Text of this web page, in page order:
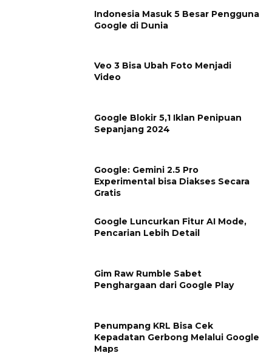
Indonesia Masuk 5 Besar Pengguna
Google di Dunia
Veo 3 Bisa Ubah Foto Menjadi
Video
Google Blokir 5,1 Iklan Penipuan
Sepanjang 2024
Google: Gemini 2.5 Pro
Experimental bisa Diakses Secara
Gratis
Google Luncurkan Fitur AI Mode,
Pencarian Lebih Detail
Gim Raw Rumble Sabet
Penghargaan dari Google Play
Penumpang KRL Bisa Cek
Kepadatan Gerbong Melalui Google
Maps